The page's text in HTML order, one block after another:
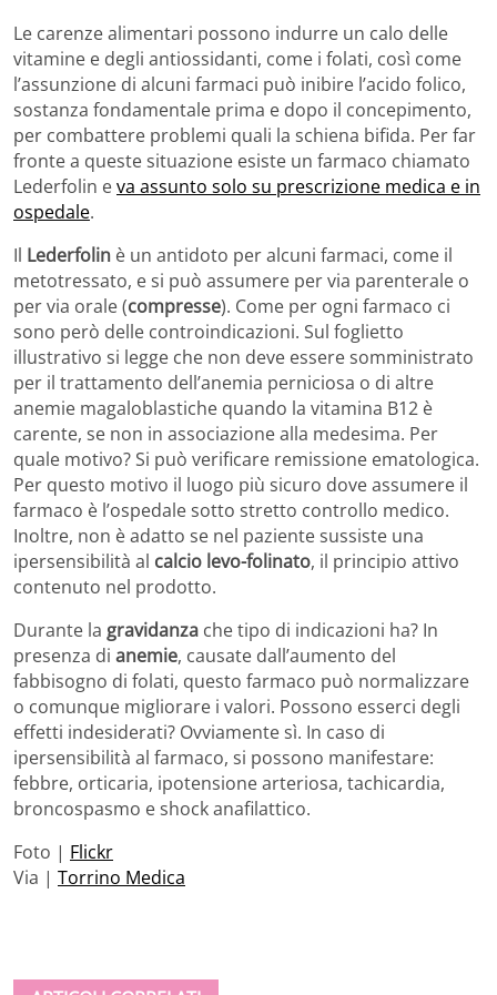
Le carenze alimentari possono indurre un calo delle
vitamine e degli antiossidanti, come i folati, così come
l’assunzione di alcuni farmaci può inibire l’acido folico,
sostanza fondamentale prima e dopo il concepimento,
per combattere problemi quali la schiena bifida. Per far
fronte a queste situazione esiste un farmaco chiamato
Lederfolin eva assunto solo su prescrizione medica e in
ospedale.
Il Lederfolin è un antidoto per alcuni farmaci, come il
metotressato, e si può assumere per via parenterale o
per via orale (compresse). Come per ogni farmaco ci
sono però delle controindicazioni. Sul foglietto
illustrativo si legge che non deve essere somministrato
per il trattamento dell’anemia perniciosa o di altre
anemie magaloblastiche quando la vitamina B12 è
carente, se non in associazione alla medesima. Per
quale motivo? Si può verificare remissione ematologica.
Per questo motivo il luogo più sicuro dove assumere il
farmaco è l’ospedale sotto stretto controllo medico.
Inoltre, non è adatto se nel paziente sussiste una
ipersensibilità al calcio levo-folinato, il principio attivo
contenuto nel prodotto.
Durante la gravidanza che tipo di indicazioni ha? In
presenza di anemie, causate dall’aumento del
fabbisogno di folati, questo farmaco può normalizzare
o comunque migliorare i valori. Possono esserci degli
effetti indesiderati? Ovviamente sì. In caso di
ipersensibilità al farmaco, si possono manifestare:
febbre, orticaria, ipotensione arteriosa, tachicardia,
broncospasmo e shock anafilattico.
Foto | Flickr
Via | Torrino Medica